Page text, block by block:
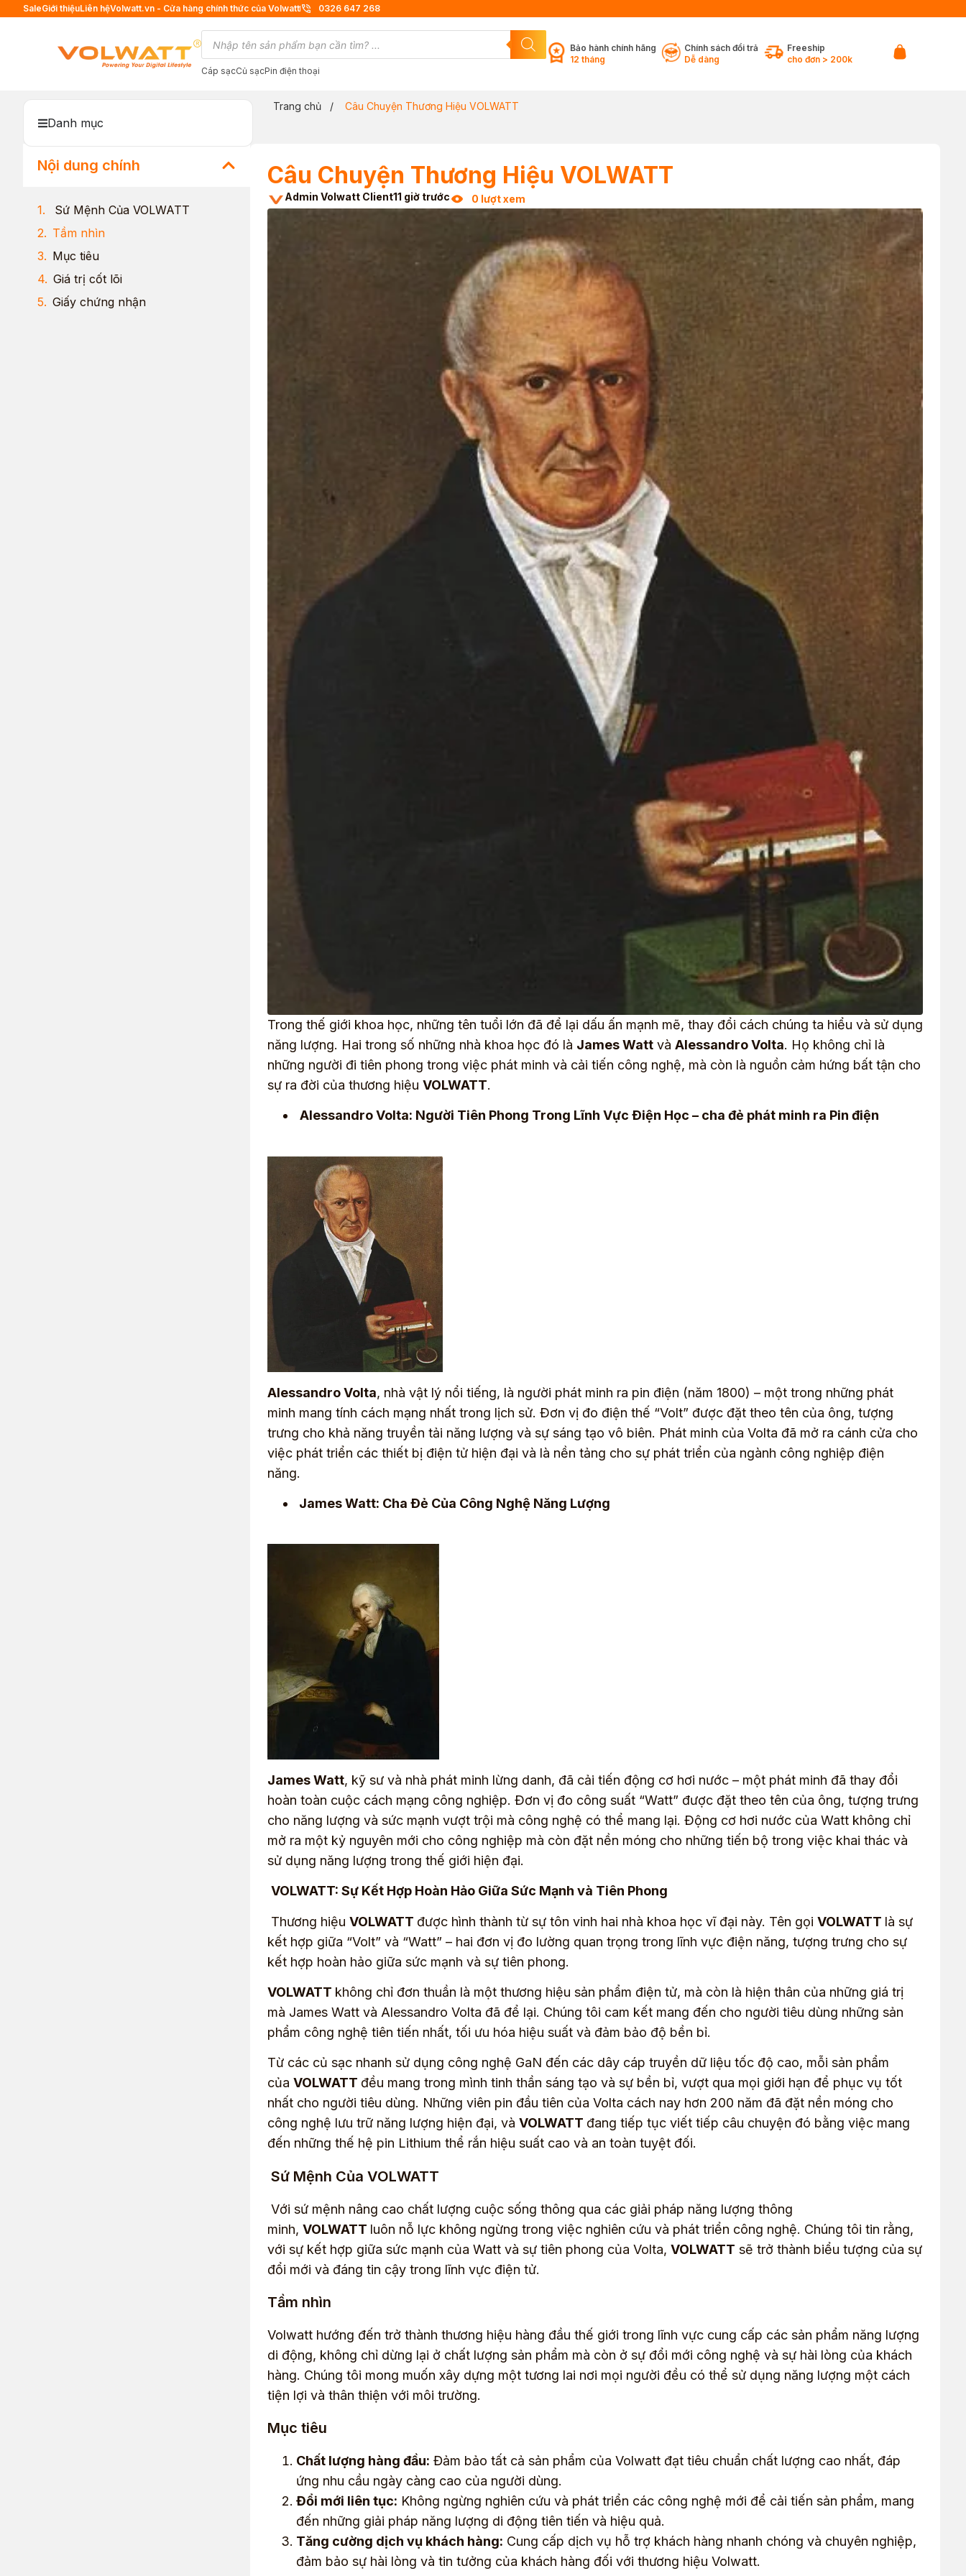
SaleGiới thiệuLiên hệVolwatt.vn - Cửa hàng chính thức của Volwatt 0326 647 268
Cáp sạcCủ sạcPin điện thoại
Bảo hành chính hãng
12 tháng
Chính sách đổi trả
Dễ dàng
Freeship
cho đơn > 200k
Danh mục
Trang chủ / Câu Chuyện Thương Hiệu VOLWATT
Nội dung chính
Sứ Mệnh Của VOLWATT
Tầm nhìn
Mục tiêu
Giá trị cốt lõi
Giấy chứng nhận
Câu Chuyện Thương Hiệu VOLWATT
Admin Volwatt Client11 giờ trước 0 lượt xem
Trong thế giới khoa học, những tên tuổi lớn đã để lại dấu ấn mạnh mẽ, thay đổi cách chúng ta hiểu và sử dụng
năng lượng. Hai trong số những nhà khoa học đó là James Watt và Alessandro Volta. Họ không chỉ là
những người đi tiên phong trong việc phát minh và cải tiến công nghệ, mà còn là nguồn cảm hứng bất tận cho
sự ra đời của thương hiệu VOLWATT.
Alessandro Volta: Người Tiên Phong Trong Lĩnh Vực Ðiện Học – cha đẻ phát minh ra Pin điện
Alessandro Volta, nhà vật lý nổi tiếng, là người phát minh ra pin điện (năm 1800) – một trong những phát
minh mang tính cách mạng nhất trong lịch sử. Ðơn vị đo điện thế “Volt” được đặt theo tên của ông, tượng
trưng cho khả năng truyền tải năng lượng và sự sáng tạo vô biên. Phát minh của Volta đã mở ra cánh cửa cho
việc phát triển các thiết bị điện tử hiện đại và là nền tảng cho sự phát triển của ngành công nghiệp điện
năng.
James Watt: Cha Ðẻ Của Công Nghệ Năng Lượng
James Watt, kỹ sư và nhà phát minh lừng danh, đã cải tiến động cơ hơi nước – một phát minh đã thay đổi
hoàn toàn cuộc cách mạng công nghiệp. Ðơn vị đo công suất “Watt” được đặt theo tên của ông, tượng trưng
cho năng lượng và sức mạnh vượt trội mà công nghệ có thể mang lại. Ðộng cơ hơi nước của Watt không chỉ
mở ra một kỷ nguyên mới cho công nghiệp mà còn đặt nền móng cho những tiến bộ trong việc khai thác và
sử dụng năng lượng trong thế giới hiện đại.
VOLWATT: Sự Kết Hợp Hoàn Hảo Giữa Sức Mạnh và Tiên Phong
Thương hiệu VOLWATT được hình thành từ sự tôn vinh hai nhà khoa học vĩ đại này. Tên gọi VOLWATT là sự
kết hợp giữa “Volt” và “Watt” – hai đơn vị đo lường quan trọng trong lĩnh vực điện năng, tượng trưng cho sự
kết hợp hoàn hảo giữa sức mạnh và sự tiên phong.
VOLWATT không chỉ đơn thuần là một thương hiệu sản phẩm điện tử, mà còn là hiện thân của những giá trị
mà James Watt và Alessandro Volta đã để lại. Chúng tôi cam kết mang đến cho người tiêu dùng những sản
phẩm công nghệ tiên tiến nhất, tối ưu hóa hiệu suất và đảm bảo độ bền bỉ.
Từ các củ sạc nhanh sử dụng công nghệ GaN đến các dây cáp truyền dữ liệu tốc độ cao, mỗi sản phẩm
của VOLWATT đều mang trong mình tinh thần sáng tạo và sự bền bỉ, vượt qua mọi giới hạn để phục vụ tốt
nhất cho người tiêu dùng. Những viên pin đầu tiên của Volta cách nay hơn 200 năm đã đặt nền móng cho
công nghệ lưu trữ năng lượng hiện đại, và VOLWATT đang tiếp tục viết tiếp câu chuyện đó bằng việc mang
đến những thế hệ pin Lithium thể rắn hiệu suất cao và an toàn tuyệt đối.
Sứ Mệnh Của VOLWATT
Với sứ mệnh nâng cao chất lượng cuộc sống thông qua các giải pháp năng lượng thông
minh, VOLWATT luôn nỗ lực không ngừng trong việc nghiên cứu và phát triển công nghệ. Chúng tôi tin rằng,
với sự kết hợp giữa sức mạnh của Watt và sự tiên phong của Volta, VOLWATT sẽ trở thành biểu tượng của sự
đổi mới và đáng tin cậy trong lĩnh vực điện tử.
Tầm nhìn
Volwatt hướng đến trở thành thương hiệu hàng đầu thế giới trong lĩnh vực cung cấp các sản phẩm năng lượng
di động, không chỉ dừng lại ở chất lượng sản phẩm mà còn ở sự đổi mới công nghệ và sự hài lòng của khách
hàng. Chúng tôi mong muốn xây dựng một tương lai nơi mọi người đều có thể sử dụng năng lượng một cách
tiện lợi và thân thiện với môi trường.
Mục tiêu
Chất lượng hàng đầu: Đảm bảo tất cả sản phẩm của Volwatt đạt tiêu chuẩn chất lượng cao nhất, đáp
ứng nhu cầu ngày càng cao của người dùng.
Đổi mới liên tục: Không ngừng nghiên cứu và phát triển các công nghệ mới để cải tiến sản phẩm, mang
đến những giải pháp năng lượng di động tiên tiến và hiệu quả.
Tăng cường dịch vụ khách hàng: Cung cấp dịch vụ hỗ trợ khách hàng nhanh chóng và chuyên nghiệp,
đảm bảo sự hài lòng và tin tưởng của khách hàng đối với thương hiệu Volwatt.